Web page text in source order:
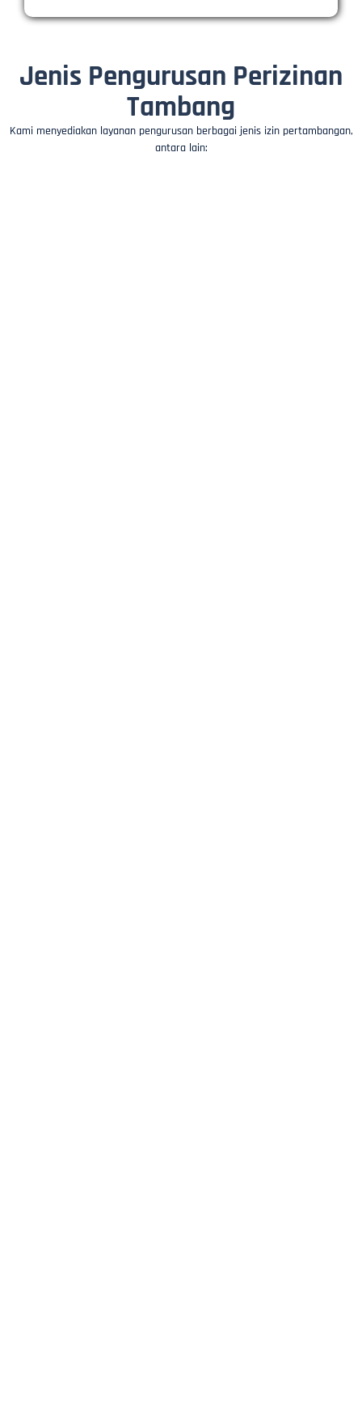
Jenis Pengurusan Perizinan
Tambang
Kami menyediakan layanan pengurusan berbagai jenis izin pertambangan,
antara lain: